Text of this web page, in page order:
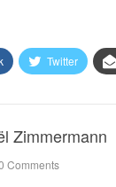
Twitter
Zimmermann
Comments